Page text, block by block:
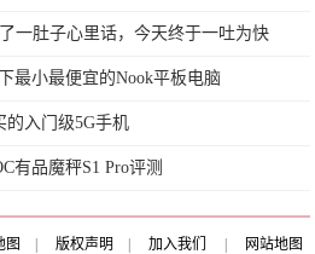
一肚子心里话，今天终于一吐为快
最小最便宜的Nook平板电脑
的入门级5G手机
有品魔秤S1 Pro评测
图 版权声明 加入我们
网站地图